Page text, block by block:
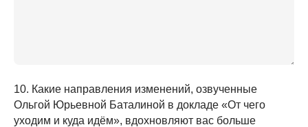
10. Какие направления изменений, озвученные
Ольгой Юрьевной Баталиной в докладе «От чего
уходим и куда идём», вдохновляют вас больше